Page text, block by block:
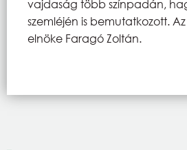
vajdaság több színpadán,
szemléjén is bemutatkozott.
elnöke Faragó Zoltán.